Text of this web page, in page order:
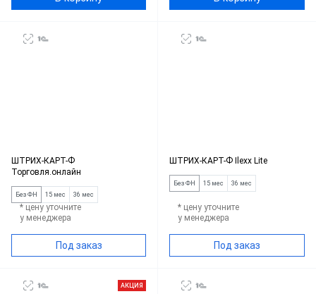
ШТРИХ-КАРТ-Ф
Торговля.онлайн
Без ФН 15 мес 36 мес
* цену уточните
у менеджера
Под заказ
ШТРИХ-КАРТ-Ф Ilexx Lite
Без ФН 15 мес 36 мес
* цену уточните
у менеджера
Под заказ
АКЦИЯ